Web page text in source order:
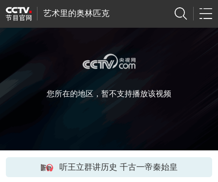
艺术里的奥林匹克
您所在的地区，暂不支持播放该视频
听王立群讲历史 千古一帝秦始皇